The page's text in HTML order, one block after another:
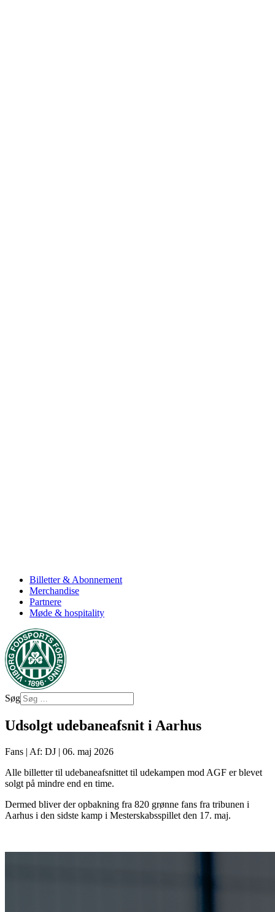
Billetter & Abonnement
Merchandise
Partnere
Møde & hospitality
Søg
Udsolgt udebaneafsnit i Aarhus
Fans | Af: DJ | 06. maj 2026
Alle billetter til udebaneafsnittet til udekampen mod AGF er blevet
solgt på mindre end en time.
Dermed bliver der opbakning fra 820 grønne fans fra tribunen i
Aarhus i den sidste kamp i Mesterskabsspillet den 17. maj.